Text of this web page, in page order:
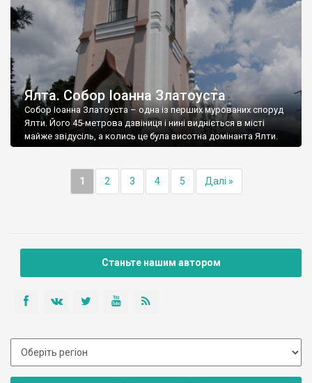
Ялта. Собор Іоанна Златоуста
Собор Іоанна Златоуста – одна із перших мурованих споруд
Ялти. Його 45-метрова дзвіниця і нині видніється в місті
майже звідусіль, а колись це була висотна домінанта Ялти.
1 2 3 4 5 Далі »
Станьте нашим автором